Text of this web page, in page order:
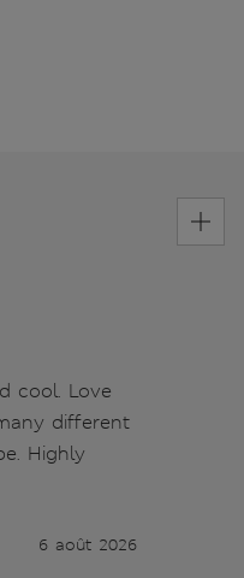
cool. Love
different
Highly
6 août 2026